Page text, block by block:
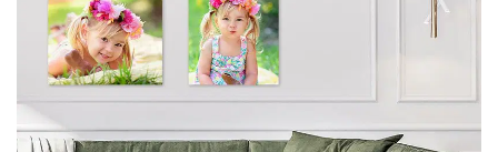
della
galleria
immagini